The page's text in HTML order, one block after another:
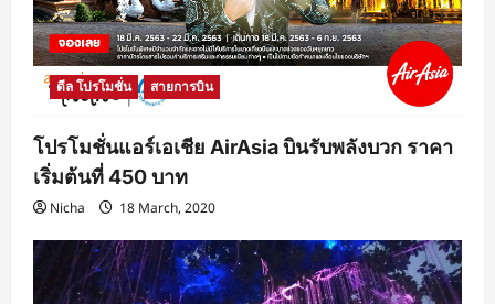
ดีล โปรโมชั่น สายการบิน
โปรโมชั่นแอร์เอเชีย AirAsia บินรับพลังบวก ราคา
เริ่มต้นที่ 450 บาท
Nicha 18 March, 2020